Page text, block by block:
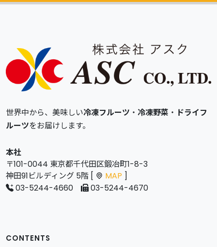
カタログ無料請求
世界中から、美味しい冷凍フルーツ ・ 冷凍野菜 ・ ドライフ
ルーツをお届けします。
本社
〒101-0044 東京都千代田区鍛冶町1-8-3
神田91ビルディング 5階 [
MAP ]
03-5244-4660
03-5244-4670
CONTENTS